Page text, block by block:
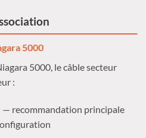
5000
5000, le câble secteur
:
— recommandation principale